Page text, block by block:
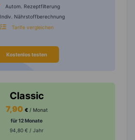
Autom. Rezeptfilterung
Indiv. Nährstoffberechnung
Tarife vergleichen
Kostenlos testen
Classic
7,90 € / Monat
für 12 Monate
94,80 € / Jahr